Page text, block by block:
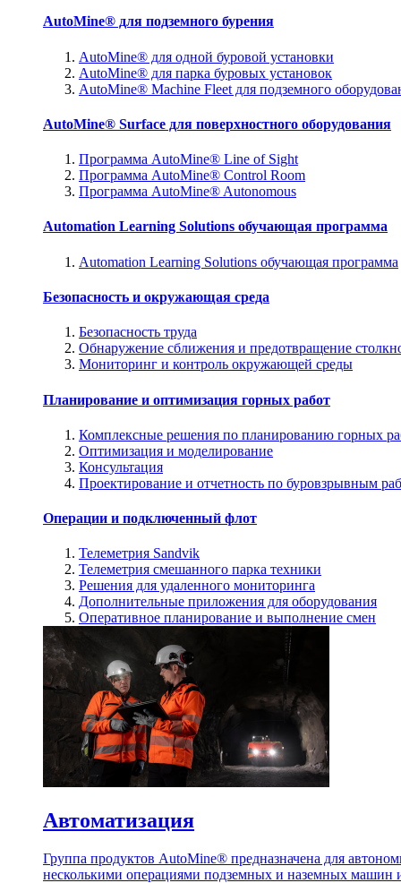
AutoMine® для подземного бурения
AutoMine® для одной буровой установки
AutoMine® для парка буровых установок
AutoMine® Machine Fleet для подземного
AutoMine® Surface для поверхностного оборудования
Программа AutoMine® Line of Sight
Программа AutoMine® Control Room
Программа AutoMine® Autonomous
Automation Learning Solutions обучающая программа
Automation Learning Solutions обучающая программа
Безопасность и окружающая среда
Безопасность труда
Обнаружение сближения и предотвращение
Мониторинг и контроль окружающей среды
Планирование и оптимизация горных работ
Комплексные решения по планированию горных
Оптимизация и моделирование
Консультация
Проектирование и отчетность по буровзрывным
Операции и подключенный флот
Телеметрия Sandvik
Телеметрия смешанного парка техники
Решения для удаленного мониторинга
Дополнительные приложения для оборудования
Оперативное планирование и выполнение смен
Автоматизация
Группа продуктов AutoMine® предназначена для
несколькими операциями подземных и наземных машин